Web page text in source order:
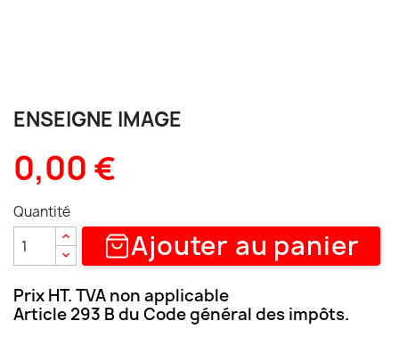
ENSEIGNE IMAGE
0,00 €
Quantité
Ajouter au panier
Prix HT. TVA non applicable
Article 293 B du Code général des impôts.